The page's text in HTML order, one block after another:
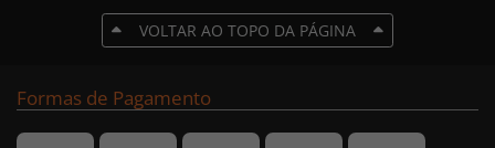
VOLTAR AO TOPO DA PÁGINA
Formas de Pagamento